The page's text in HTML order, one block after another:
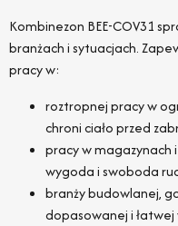
Kombinezon BEE-COV31
branżach i sytuacjach.
pracy w:
roztropnej pracy w
chroni ciało przed
pracy w magazynach
wygoda i swoboda
branży budowlanej,
dopasowanej i łatwej